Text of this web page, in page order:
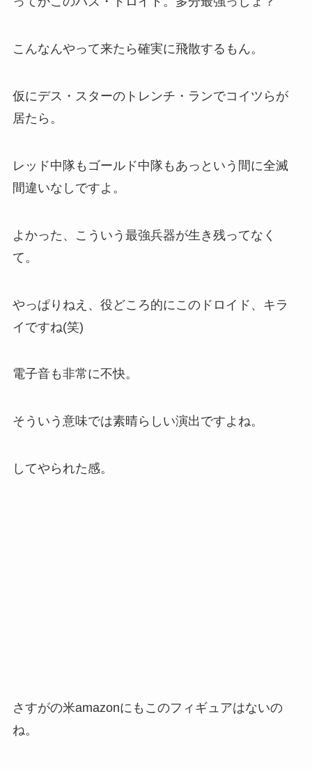
こんなんやって来たら確実に飛散するもん。
仮にデス・スターのトレンチ・ランでコイツらが
居たら。
レッド中隊 も ゴールド中隊 もあっという間に全滅
間違いなしですよ。
よかった、こういう最強兵器が生き残ってなく
て。
やっぱりねえ、役どころ的にこのドロイド、キラ
イですね(笑)
電子音も非常に不快。
そういう意味では素晴らしい演出ですよね。
してやられた感。
さすがの米amazonにもこのフィギュアはないの
ね。